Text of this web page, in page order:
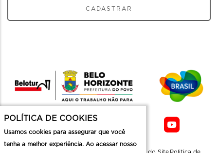
CADASTRAR
POLÍTICA DE COOKIES
Usamos cookies para assegurar que você
tenha a melhor experiência. Ao acessar nosso